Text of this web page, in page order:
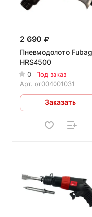
2 690
Пневмодолото Fubag
HRS4500
0
Под заказ
Арт. от004001031
Заказать